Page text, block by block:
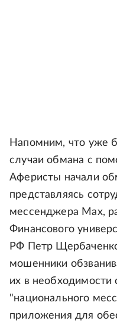
Напомним, что уже
случаи обмана с
Аферисты начали
представляясь
мессенджера Max,
Финансового
РФ Петр
мошенники
их в необходимости
"национального
приложения для